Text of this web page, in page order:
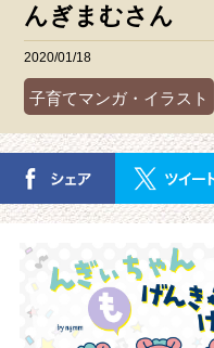
んぎまむさん
2020/01/18
子育てマンガ・イラスト